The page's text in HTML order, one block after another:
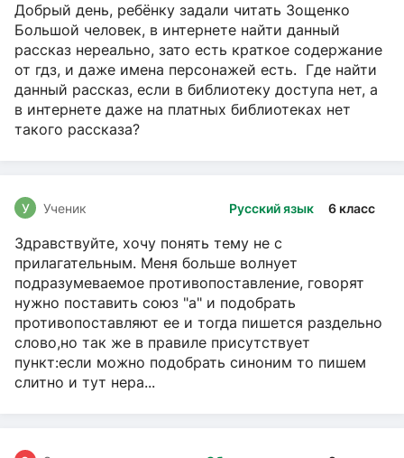
Добрый день, ребёнку задали читать Зощенко
Большой человек, в интернете найти данный
рассказ нереально, зато есть краткое содержание
от гдз, и даже имена персонажей есть. Где найти
данный рассказ, если в библиотеку доступа нет, а
в интернете даже на платных библиотеках нет
такого рассказа?
Русский язык 6 класс
У Ученик
Здравствуйте, хочу понять тему не с
прилагательным. Меня больше волнует
подразумеваемое противопоставление, говорят
нужно поставить союз "а" и подобрать
противопоставляют ее и тогда пишется раздельно
слово,но так же в правиле присутствует
пункт:если можно подобрать синоним то пишем
слитно и тут нера...